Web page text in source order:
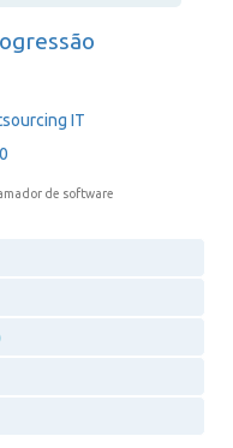
IT
de software